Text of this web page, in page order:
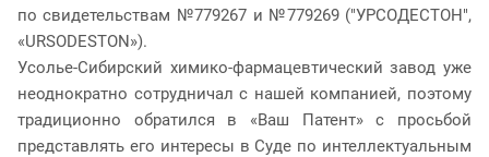
по свидетельствам №779267 и №779269 ("УРСОДЕСТОН",
«URSODESTON»).
Усолье-Сибирский химико-фармацевтический завод уже
неоднократно сотрудничал с нашей компанией, поэтому
традиционно обратился в «Ваш Патент» с просьбой
представлять его интересы в Суде по интеллектуальным